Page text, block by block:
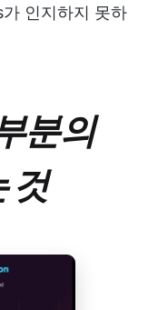
인지하지 못하
분의
것